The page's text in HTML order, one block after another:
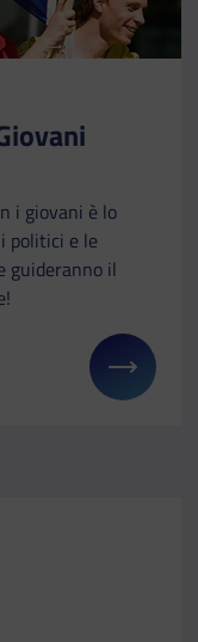
i giovani è lo
politici e le
guideranno il
dettagli su: